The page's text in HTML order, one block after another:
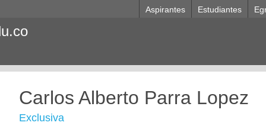
Aspirantes Estudiantes
Carlos Alberto Parra Lopez
Exclusiva